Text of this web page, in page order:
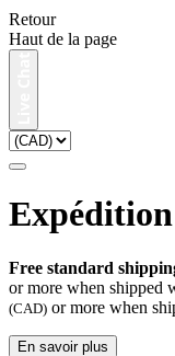
Retour
Haut de la page
Free standard
or more when shipped
(CAD) or more when
En savoir plus